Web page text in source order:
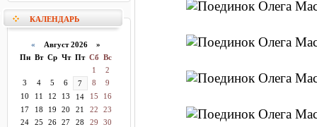
КАЛЕНДАРЬ
« Август 2026 »
Пн Вт Ср Чт Пт Сб Вс
1
2
3
4 5 6 7 8
9
10
11 12 13 14 15
16
17
18 19 20 21 22
23
24
25 26 27 28 29
30